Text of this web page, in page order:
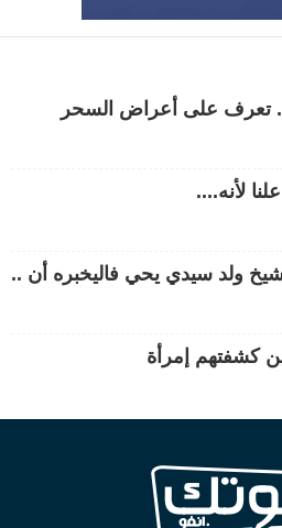
على أعراض السحر
لأنه....
ولد سيدي يحي فاليخبره أن ..